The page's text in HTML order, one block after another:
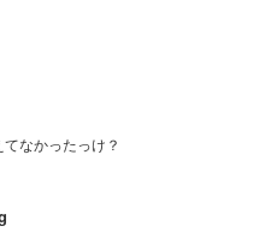
なかったっけ？